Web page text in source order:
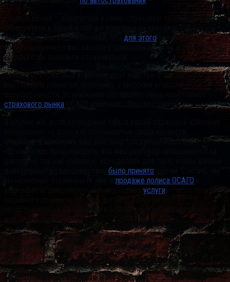
Первый из них – обратиться в свою страховую по ОСАГО, если вы
страхуетесь в одной и той же компании на протяжении многих
лет. Обращаем ваше внимание, что для этогонеобходимо
посетить именно офис вашего страховщика – а не агента, у
которого вы привыкли страховаться.
Зачастую, страховые компании идут навстречу своим
страхового рынка ОСАГО компания «Росгосстрах».
попробуйте закончить ваш разговор следующей фразой:
было принято
продаже полиса ОСАГО
услуги
автострахования оформляется немедленно и без каких-либо
Читайте в нашей следующей статье – другие способы
приобретения ОСАГО без страхования жизни – «мирные» и «не
очень».
Наиболее подходящая Вам статья…